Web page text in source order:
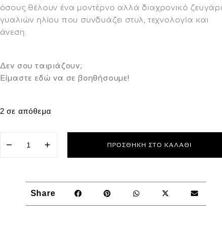
όσους θέλουν ένα μοντέρνο αλλά διαχρονικό ζευγάρι
γυαλιών ηλίου που συνδυάζει στυλ, τεχνολογία και
άνεση.
Δεν σου ταιριάζουν;
Eίμαστε εδώ να σε βοηθήσουμε!
2 σε απόθεμα
− + ΠΡΟΣΘΉΚΗ ΣΤΟ ΚΑΛΆΘΙ
Share